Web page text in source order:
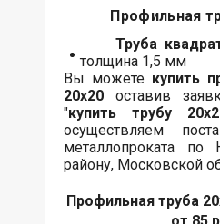
Профильная
Труба
толщина 1,5 мм
Вы можете купить
20х20 оставив
"купить трубу
осуществляем
металлопроката по
району, Московской
Профильная труба